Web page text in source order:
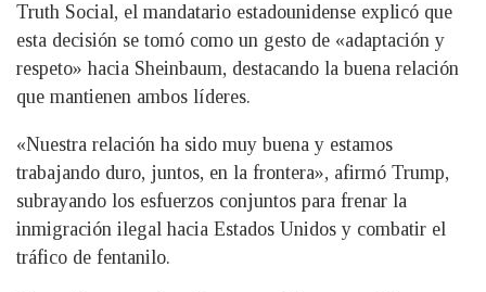
Truth Social, el mandatario estadounidense explicó que
esta decisión se tomó como un gesto de «adaptación y
respeto» hacia Sheinbaum, destacando la buena relación
que mantienen ambos líderes.
«Nuestra relación ha sido muy buena y estamos
trabajando duro, juntos, en la frontera», afirmó Trump,
subrayando los esfuerzos conjuntos para frenar la
inmigración ilegal hacia Estados Unidos y combatir el
tráfico de fentanilo.